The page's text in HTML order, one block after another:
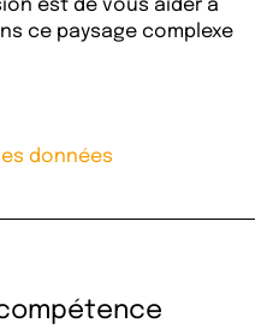
est de vous aider à
ce paysage complexe
données